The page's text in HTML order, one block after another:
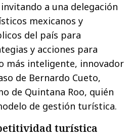
a una delegación
mexicanos y
del país para
y acciones para
más inteligente, innovador
de Bernardo Cueto,
de Quintana Roo, quién
de gestión turística.
turística